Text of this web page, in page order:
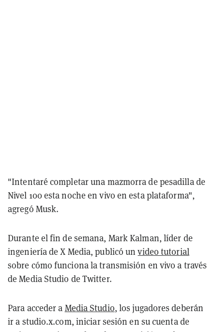
"Intentaré completar una mazmorra de pesadilla de
Nivel 100 esta noche en vivo en esta plataforma",
agregó Musk.
Durante el fin de semana, Mark Kalman, líder de
ingeniería de X Media, publicó unvideo tutorial
sobre cómo funciona la transmisión en vivo a través
de Media Studio de Twitter.
Para acceder a Media Studio, los jugadores deberán
ir a studio.x.com, iniciar sesión en su cuenta de